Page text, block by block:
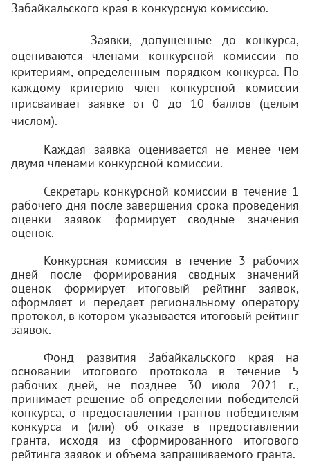
Забайкальского края в конкурсную комиссию.
Заявки, допущенные до конкурса,
оцениваются членами конкурсной комиссии по
критериям, определенным порядком конкурса. По
каждому критерию член конкурсной комиссии
присваивает заявке от 0 до 10 баллов (целым
числом).
Каждая заявка оценивается не менее чем
двумя членами конкурсной комиссии.
Секретарь конкурсной комиссии в течение 1
рабочего дня после завершения срока проведения
оценки заявок формирует сводные значения
оценок.
Конкурсная комиссия в течение 3 рабочих
дней после формирования сводных значений
оценок формирует итоговый рейтинг заявок,
оформляет и передает региональному оператору
протокол, в котором указывается итоговый рейтинг
заявок.
Фонд развития Забайкальского края на
основании итогового протокола в течение 5
рабочих дней, не позднее 30 июля 2021 г.,
принимает решение об определении победителей
конкурса, о предоставлении грантов победителям
конкурса и (или) об отказе в предоставлении
гранта, исходя из сформированного итогового
рейтинга заявок и объема запрашиваемого гранта.